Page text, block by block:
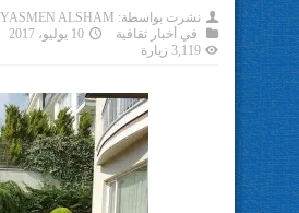
نشرت بواسطة: YASMEN ALSHAM
في أخبار ثقافية 10 يوليو، 2017
3,119 زيارة